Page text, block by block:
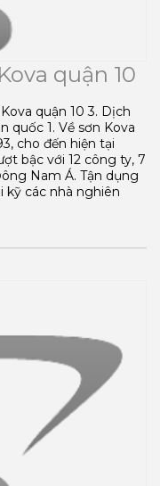
quận 10
quận 10 3. Dịch
quốc 1. Về sơn Kova
cho đến hiện tại
bậc với 12 công ty, 7
Nam Á. Tận dụng
kỹ các nhà nghiên